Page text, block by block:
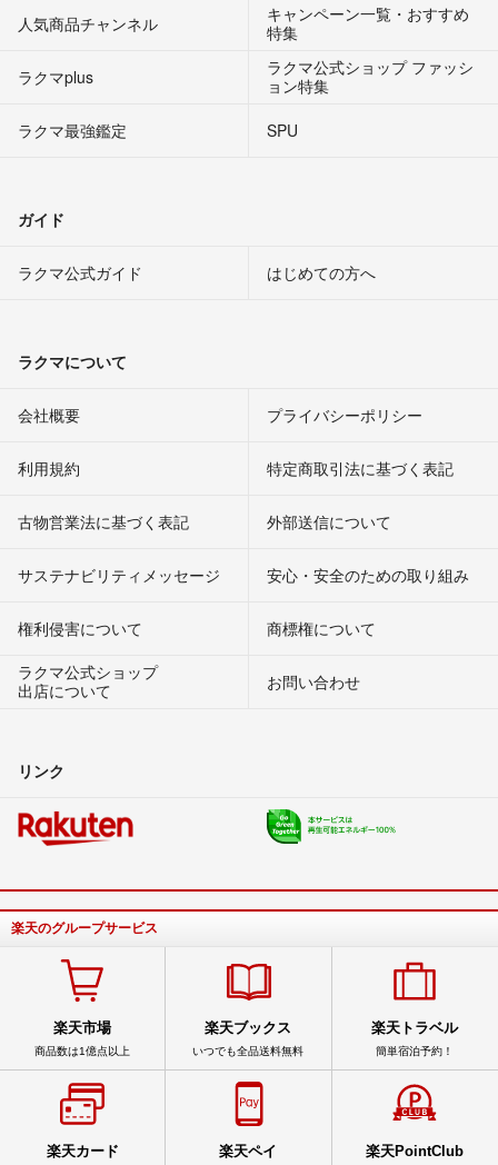
人気商品チャンネル
キャンペーン一覧・おすすめ
特集
ラクマplus
ラクマ公式ショップ ファッシ
ョン特集
ラクマ最強鑑定
SPU
ガイド
ラクマ公式ガイド はじめての方へ
ラクマについて
会社概要 プライバシーポリシー
利用規約 特定商取引法に基づく表記
古物営業法に基づく表記 外部送信について
サステナビリティメッセージ 安心・安全のための取り組み
権利侵害について
商標権について
ラクマ公式ショップ
出店について
お問い合わせ
リンク
楽天のグループサービス
楽天市場
商品数は1億点以上
楽天ブックス
いつでも全品送料無料
楽天トラベル
簡単宿泊予約！
楽天カード 楽天ペイ 楽天PointClub